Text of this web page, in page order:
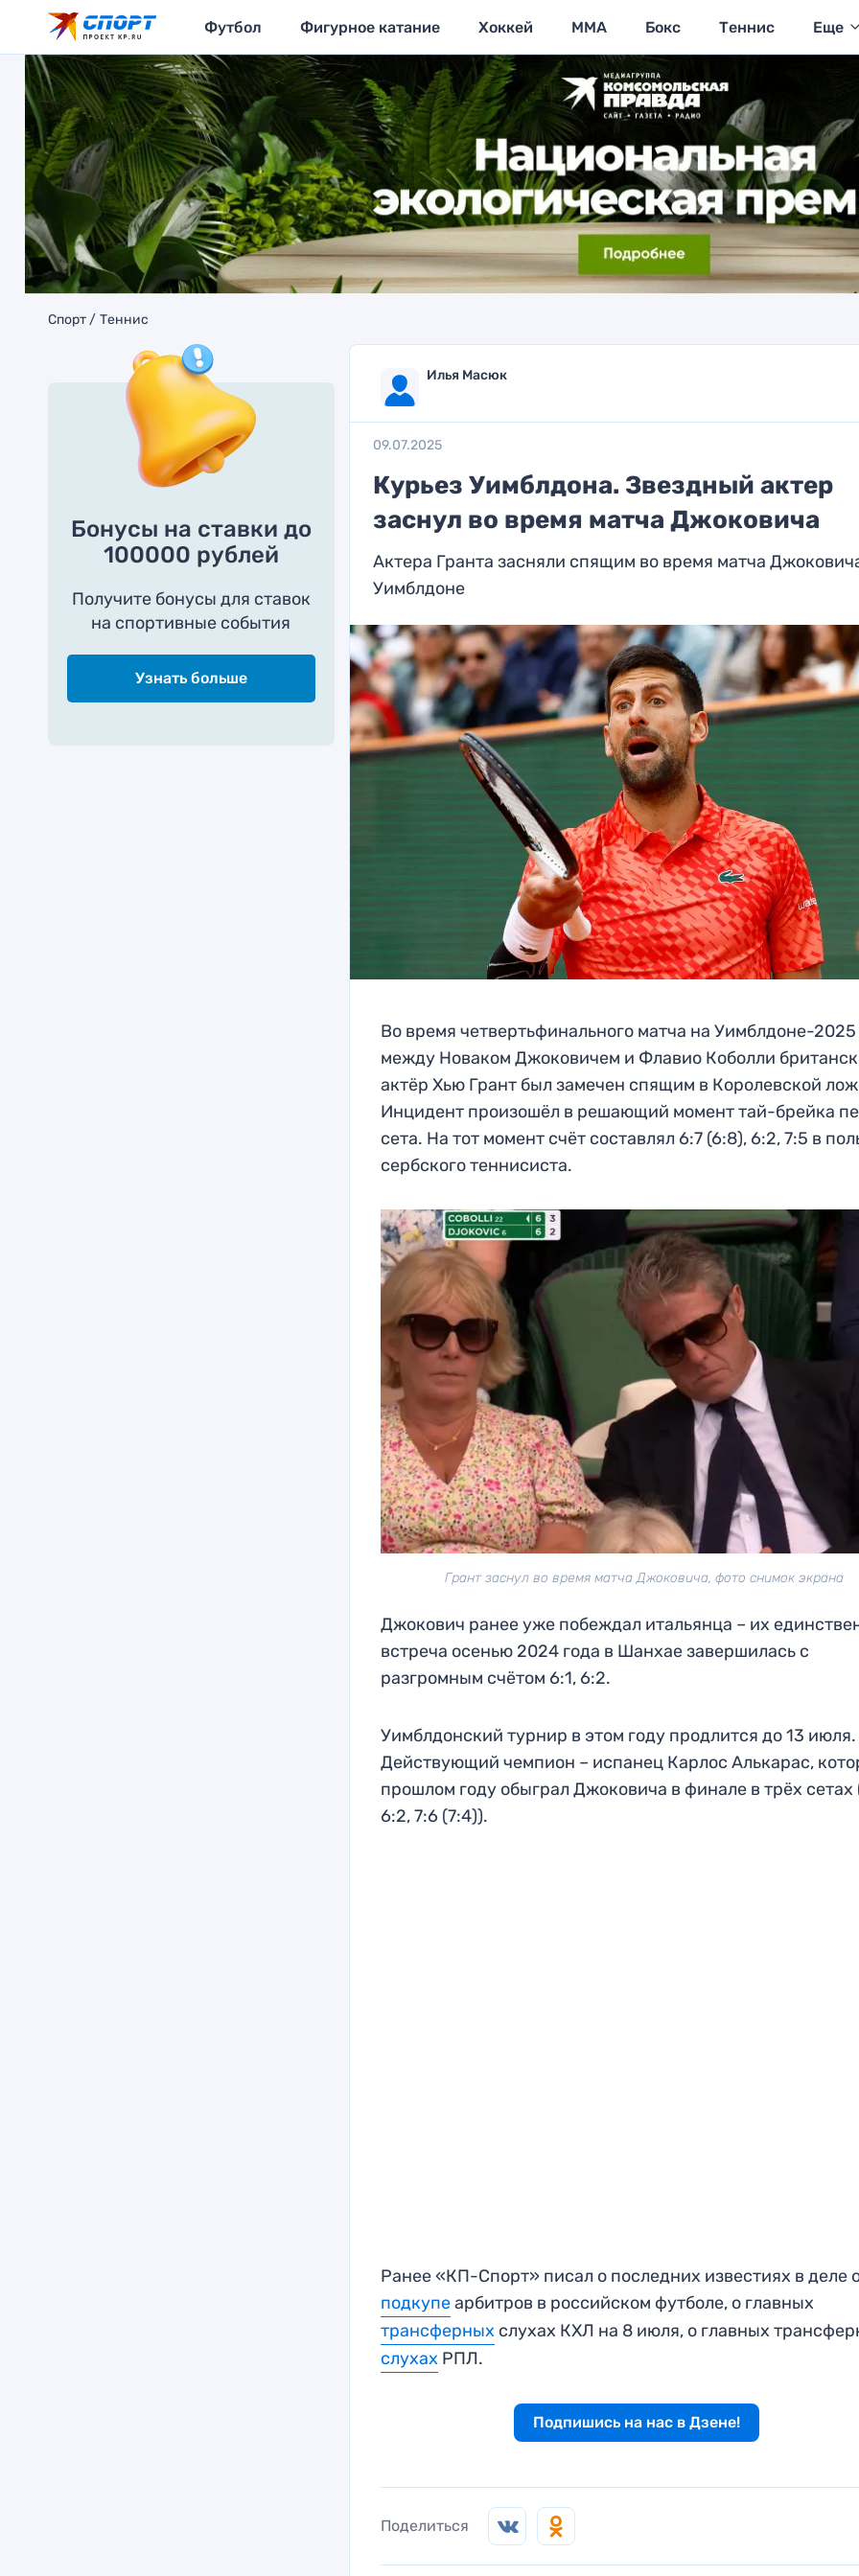
Футбол Фигурное катание Хоккей MMA Бокс Теннис Еще
Спорт Теннис
Бонусы на ставки до
100000 рублей
Получите бонусы для ставок
на спортивные события
Узнать больше
Илья Масюк
09.07.2025
Курьез Уимблдона. Звездный актер
заснул во время матча Джоковича
Актера Гранта засняли спящим во время матча
Уимблдоне
Во время четвертьфинального матча на Уимблдоне-2025
между Новаком Джоковичем и Флавио Коболли
актёр Хью Грант был замечен спящим в Королевской
Инцидент произошёл в решающий момент тай-брейка
сета. На тот момент счёт составлял 6:7 (6:8), 6:2, 7:5 в
сербского теннисиста.
Грант заснул во время матча Джоковича, фото снимок экрана
Джокович ранее уже побеждал итальянца – их
встреча осенью 2024 года в Шанхае завершилась с
разгромным счётом 6:1, 6:2.
Уимблдонский турнир в этом году продлится до 13 июля.
Действующий чемпион – испанец Карлос Алькарас,
прошлом году обыграл Джоковича в финале в трёх сетах
6:2, 7:6 (7:4)).
Ранее «КП-Спорт» писал о последних известиях в деле
подкупеарбитров в российском футболе, о главных
трансферных слухах КХЛ на 8 июля, о главных
слухах РПЛ.
Подпишись на нас в Дзене!
Поделиться